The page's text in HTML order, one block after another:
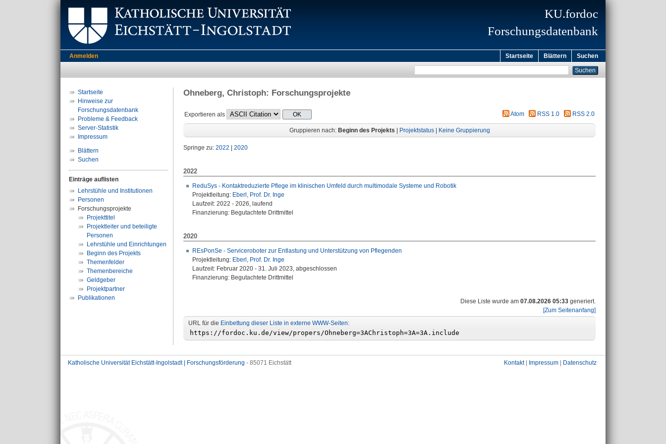
KU.fordoc
Forschungsdatenbank
Anmelden Startseite Blättern Suchen
Startseite
Hinweise zur
Forschungsdatenbank
Probleme & Feedback
Server-Statistik
Impressum
Blättern
Suchen
Einträge auflisten
Lehrstühle und Institutionen
Personen
Forschungsprojekte
Projekttitel
Projektleiter und beteiligte
Personen
Lehrstühle und Einrichtungen
Beginn des Projekts
Themenfelder
Themenbereiche
Geldgeber
Projektpartner
Publikationen
Ohneberg, Christoph: Forschungsprojekte
Exportieren als Atom RSS 1.0 RSS 2.0
Gruppieren nach: Beginn des Projekts Projektstatus| Keine Gruppierung
Springe zu: 2022 2020
2022
ReduSys - Kontaktreduzierte Pflege im klinischen Umfeld durch multimodale Systeme und Robotik
Projektleitung: Eberl, Prof. Dr. Inge
Laufzeit: 2022 - 2026, laufend
Finanzierung: Begutachtete Drittmittel
2020
REsPonSe - Serviceroboter zur Entlastung und Unterstützung von Pflegenden
Projektleitung: Eberl, Prof. Dr. Inge
Laufzeit: Februar 2020 - 31. Juli 2023, abgeschlossen
Finanzierung: Begutachtete Drittmittel
Diese Liste wurde am 07.08.2026 05:33 generiert.
[Zum Seitenanfang]
URL für die Einbettung dieser Liste in externe WWW-Seiten:
Katholische Universität Eichstätt-Ingolstadt | Forschungsförderung - 85071 Eichstätt Kontakt| Impressum Datenschutz